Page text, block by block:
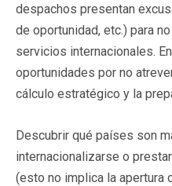
despachos presentan
de oportunidad, etc.) para
servicios internacionales.
oportunidades por no
cálculo estratégico y la
Descubrir qué países son
internacionalizarse o
(esto no implica la apertura